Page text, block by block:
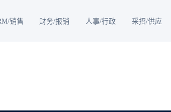
销售 财务/报销 人事/行政 采招/供应